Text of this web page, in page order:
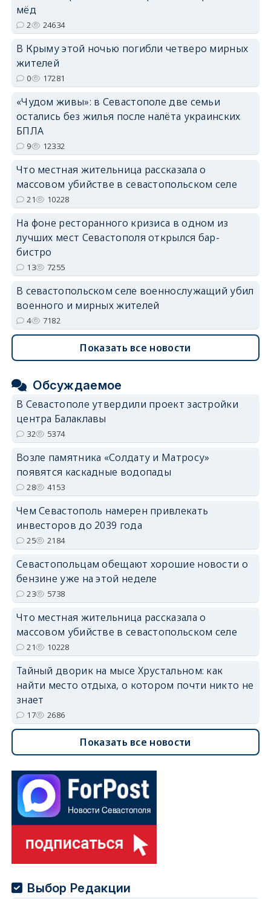
мёд
2 24634
В Крыму этой ночью погибли четверо мирных
жителей
0 17281
«Чудом живы»: в Севастополе две семьи
остались без жилья после налёта украинских
БПЛА
9 12332
Что местная жительница рассказала о
массовом убийстве в севастопольском селе
21 10228
На фоне ресторанного кризиса в одном из
лучших мест Севастополя открылся бар-
бистро
13 7255
В севастопольском селе военнослужащий убил
военного и мирных жителей
4 7182
Показать все новости
Обсуждаемое
В Севастополе утвердили проект застройки
центра Балаклавы
32 5374
Возле памятника «Солдату и Матросу»
появятся каскадные водопады
28 4153
Чем Севастополь намерен привлекать
инвесторов до 2039 года
25 2184
Севастопольцам обещают хорошие новости о
бензине уже на этой неделе
23 5738
Что местная жительница рассказала о
массовом убийстве в севастопольском селе
21 10228
Тайный дворик на мысе Хрустальном: как
найти место отдыха, о котором почти никто не
знает
17 2686
Показать все новости
Выбор Редакции